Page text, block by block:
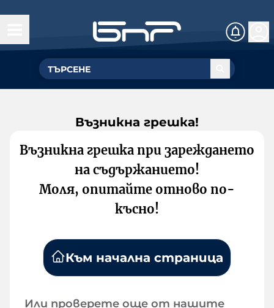
Възникна грешка!
Възникна грешка при зареждането
на съдържанието!
Моля, опитайте отново по-
късно!
Към начална страница
Или проверете още от нашите